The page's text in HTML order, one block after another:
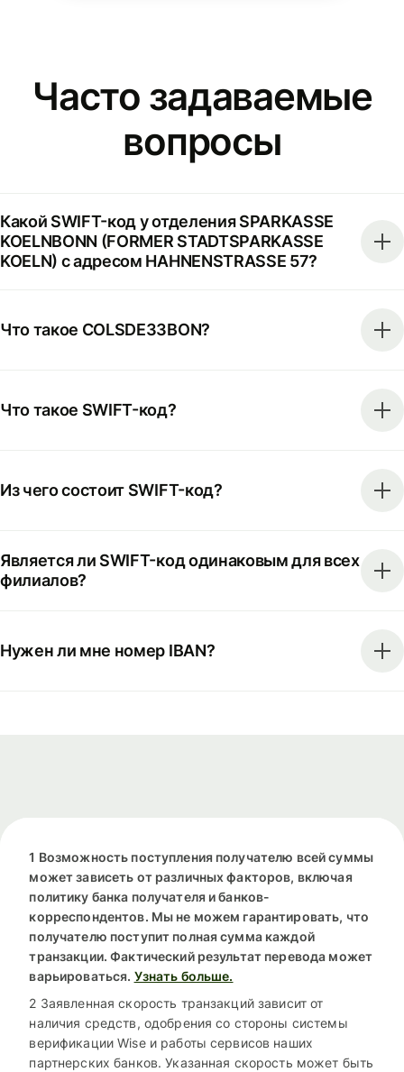
Часто задаваемые
вопросы
Какой SWIFT-код у отделения SPARKASSE
KOELNBONN (FORMER STADTSPARKASSE
KOELN) с адресом HAHNENSTRASSE 57?
Что такое COLSDE33BON?
Что такое SWIFT-код?
Из чего состоит SWIFT-код?
Является ли SWIFT-код одинаковым для всех
филиалов?
Нужен ли мне номер IBAN?
1 Возможность поступления получателю всей суммы
может зависеть от различных факторов, включая
политику банка получателя и банков-
корреспондентов. Мы не можем гарантировать, что
получателю поступит полная сумма каждой
транзакции. Фактический результат перевода может
варьироваться. Узнать больше.
2 Заявленная скорость транзакций зависит от
наличия средств, одобрения со стороны системы
верификации Wise и работы сервисов наших
партнерских банков. Указанная скорость может быть